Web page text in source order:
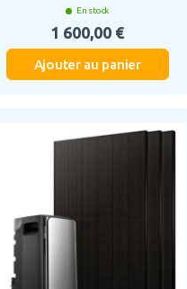
En stock
1 600,00 €
Ajouter au panier